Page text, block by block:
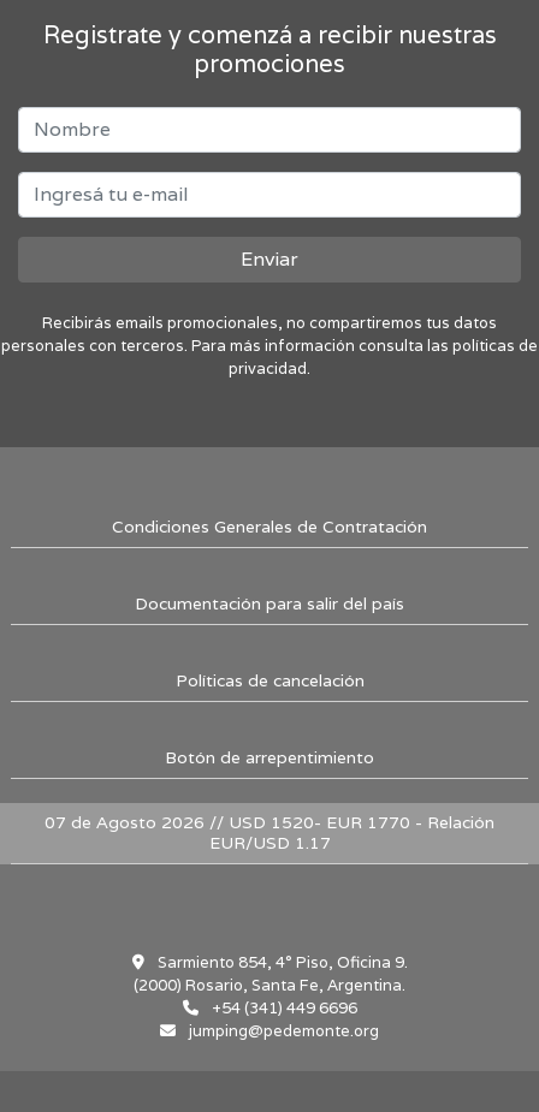
Registrate y comenzá a recibir nuestras
promociones
Enviar
Recibirás emails promocionales, no compartiremos tus datos
personales con terceros. Para más información consulta las políticas de
privacidad.
Condiciones Generales de Contratación
Documentación para salir del país
Políticas de cancelación
Botón de arrepentimiento
07 de Agosto 2026 // USD 1520- EUR 1770 - Relación
EUR/USD 1.17
Sarmiento 854, 4° Piso, Oficina 9.
(2000) Rosario, Santa Fe, Argentina.
+54 (341) 449 6696
jumping@pedemonte.org